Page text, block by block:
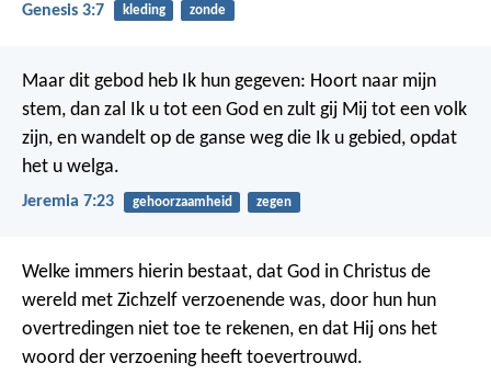
Genesis 3:7 kleding zonde
Maar dit gebod heb Ik hun gegeven: Hoort naar mijn
stem, dan zal Ik u tot een God en zult gij Mij tot een volk
zijn, en wandelt op de ganse weg die Ik u gebied, opdat
het u welga.
Jeremia 7:23 gehoorzaamheid zegen
Welke immers hierin bestaat, dat God in Christus de
wereld met Zichzelf verzoenende was, door hun hun
overtredingen niet toe te rekenen, en dat Hij ons het
woord der verzoening heeft toevertrouwd.